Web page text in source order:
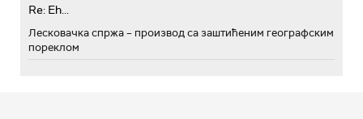
Re: Eh...
Лесковачка спржа – производ са заштићеним географским
пореклом